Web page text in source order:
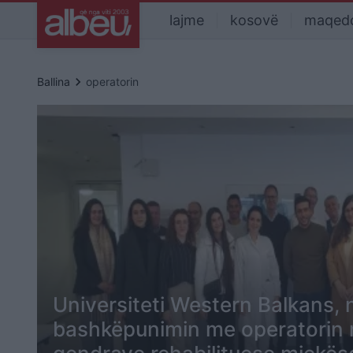
lajme kosovë
Ballina keyboard_arrow_right operatorin
Universiteti Western Balkans,
bashkëpunimin me operatorin